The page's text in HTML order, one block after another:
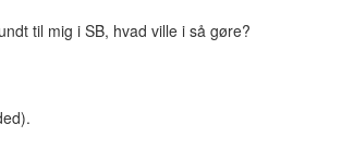
til mig i SB, hvad ville i så gøre?